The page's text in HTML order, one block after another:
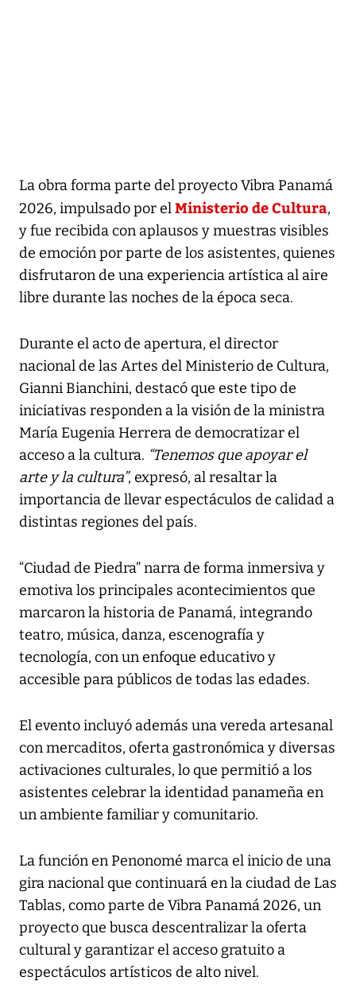
La obra forma parte del proyecto Vibra Panamá
2026, impulsado por elMinisterio de Cultura,
y fue recibida con aplausos y muestras visibles
de emoción por parte de los asistentes, quienes
disfrutaron de una experiencia artística al aire
libre durante las noches de la época seca.
Durante el acto de apertura, el director
nacional de las Artes del Ministerio de Cultura,
Gianni Bianchini, destacó que este tipo de
iniciativas responden a la visión de la ministra
María Eugenia Herrera de democratizar el
acceso a la cultura. “Tenemos que apoyar el
arte y la cultura”, expresó, al resaltar la
importancia de llevar espectáculos de calidad a
distintas regiones del país.
“Ciudad de Piedra” narra de forma inmersiva y
emotiva los principales acontecimientos que
marcaron la historia de Panamá, integrando
teatro, música, danza, escenografía y
tecnología, con un enfoque educativo y
accesible para públicos de todas las edades.
El evento incluyó además una vereda artesanal
con mercaditos, oferta gastronómica y diversas
activaciones culturales, lo que permitió a los
asistentes celebrar la identidad panameña en
un ambiente familiar y comunitario.
La función en Penonomé marca el inicio de una
gira nacional que continuará en la ciudad de Las
Tablas, como parte de Vibra Panamá 2026, un
proyecto que busca descentralizar la oferta
cultural y garantizar el acceso gratuito a
espectáculos artísticos de alto nivel.